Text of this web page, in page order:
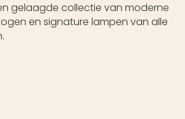
gelaagde collectie van moderne
en signature lampen van alle